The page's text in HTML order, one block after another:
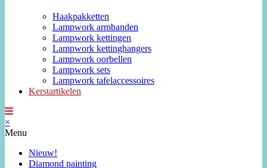
Haakpakketten
Lampwork armbanden
Lampwork kettingen
Lampwork kettinghangers
Lampwork oorbellen
Lampwork sets
Lampwork tafelaccessoires
Kerstartikelen
×
Menu
Nieuw!
Diamond painting